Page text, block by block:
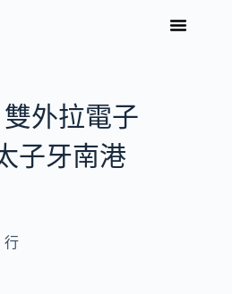
雙外拉電子
子牙南港
行